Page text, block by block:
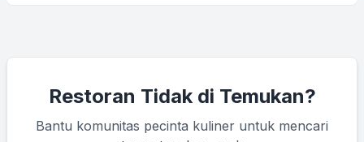
Restoran Tidak di Temukan?
Bantu komunitas pecinta kuliner untuk mencari